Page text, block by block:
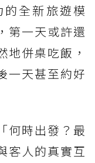
全新旅遊模
第一天或許還
地併桌吃飯，
一天甚至約好
何時出發？最
客人的真實互